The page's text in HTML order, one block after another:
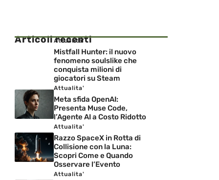
Articoli recenti
Attualita'
Mistfall Hunter: il nuovo
fenomeno soulslike che
conquista milioni di
giocatori su Steam
Attualita'
Meta sfida OpenAI:
Presenta Muse Code,
l’Agente AI a Costo Ridotto
Attualita'
Razzo SpaceX in Rotta di
Collisione con la Luna:
Scopri Come e Quando
Osservare l’Evento
Attualita'